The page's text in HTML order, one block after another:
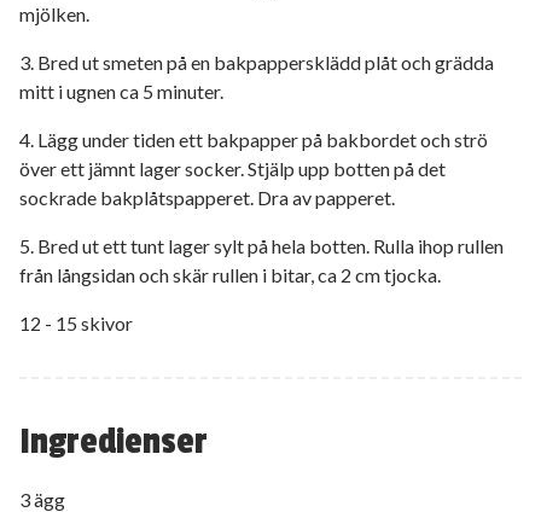
Ingredienser
3 ägg
mjölken.
3. Bred ut smeten på en bakpappersklädd plåt och grädda
mitt i ugnen ca 5 minuter.
4. Lägg under tiden ett bakpapper på bakbordet och strö
över ett jämnt lager socker. Stjälp upp botten på det
sockrade bakplåtspapperet. Dra av papperet.
5. Bred ut ett tunt lager sylt på hela botten. Rulla ihop rullen
från långsidan och skär rullen i bitar, ca 2 cm tjocka.
12 - 15 skivor